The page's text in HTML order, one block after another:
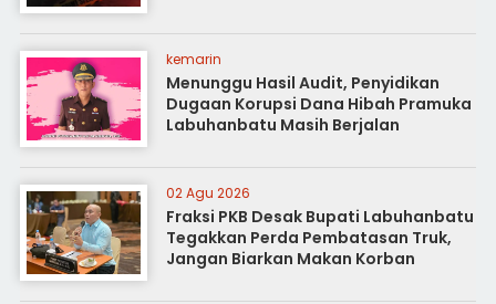
kemarin
Menunggu Hasil Audit, Penyidikan
Dugaan Korupsi Dana Hibah Pramuka
Labuhanbatu Masih Berjalan
02 Agu 2026
Fraksi PKB Desak Bupati Labuhanbatu
Tegakkan Perda Pembatasan Truk,
Jangan Biarkan Makan Korban